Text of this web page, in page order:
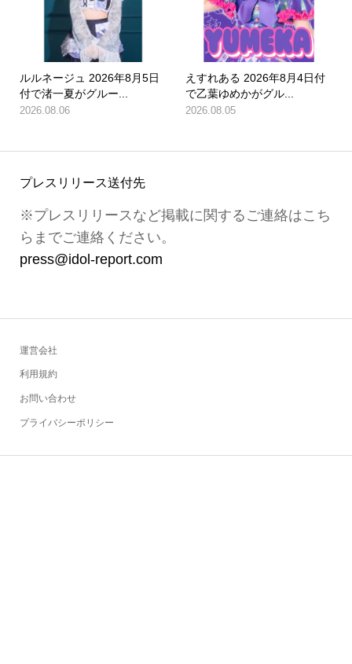
ルルネージュ 2026年8月5日
付で渚一夏がグルー...
2026.08.06
えすれある 2026年8月4日付
で乙葉ゆめかがグル...
2026.08.05
プレスリリース送付先
※プレスリリースなど掲載に関するご連絡はこち
らまでご連絡ください。
press@idol-report.com
運営会社
利用規約
お問い合わせ
プライバシーポリシー